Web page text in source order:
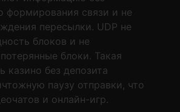
формирования связи и не
пересылки. UDP не
блоков и не
блоки. Такая
казино без депозита
паузу отправки, что
и онлайн-игр.